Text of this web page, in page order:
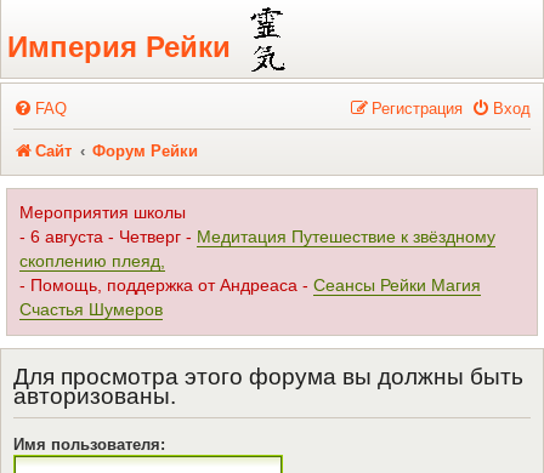
Регистрация
Империя Рейки
FAQ Вход
Регистрация
Сайт Форум Рейки
Мероприятия школы
- 6 августа - Четверг - Медитация Путешествие к звёздному
скоплению плеяд,
- Помощь, поддержка от Андреаса - Сеансы Рейки Магия
Счастья Шумеров
Для просмотра этого форума вы должны быть
авторизованы.
Имя пользователя: